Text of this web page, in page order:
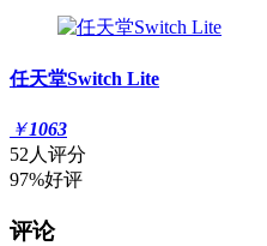
任天堂Switch Lite
￥1063
52人评分
97%好评
评论